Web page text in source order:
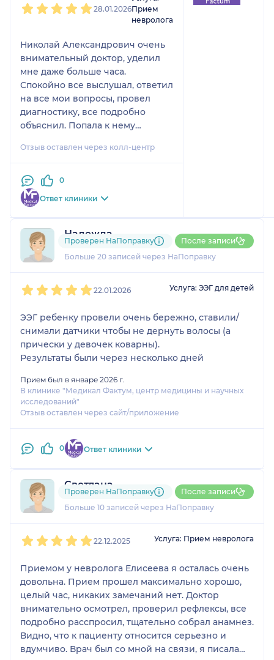
28.01.2026Прием
невролога
Николай Александрович очень
внимательный доктор, уделил
мне даже больше часа.
Спокойно все выслушал, ответил
на все мои вопросы, провел
диагностику, все подробно
объяснил. Попала к нему
необходимости обратилась бы
врача был опыт, и здесь это
чувствуется. В клинике все
понравилось. Оформили быстро,
нормально, все прошло
спокойно и организованно.
Отзыв оставлен через колл-центр
0
Ответ клиники
Надежда
3 отзываи 7 оценок
Больше 20 записей через НаПоправку
Проверен НаПоправку После записи
22.01.2026 Услуга: ЭЭГ для детей
ЭЭГ ребенку провели очень бережно, ставили/
снимали датчики чтобы не дернуть волосы (а
прически у девочек коварны).
Результаты были через несколько дней
Прием был в январе 2026 г.
В клинике "Медикал Фактум, центр медицины и научных
исследований"
Отзыв оставлен через сайт/приложение
0 Ответ клиники
Светлана
1 отзыв
Больше 10 записей через НаПоправку
Проверен НаПоправку После записи
22.12.2025 Услуга: Прием невролога
Приемом у невролога Елисеева я осталась очень
довольна. Прием прошел максимально хорошо,
целый час, никаких замечаний нет. Доктор
внимательно осмотрел, проверил рефлексы, все
подробно расспросил, тщательно собрал анамнез.
Видно, что к пациенту относится серьезно и
вдумчиво. Врач был со мной на связи, я писала